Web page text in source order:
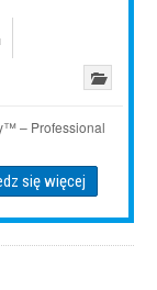
– Professional
się więcej